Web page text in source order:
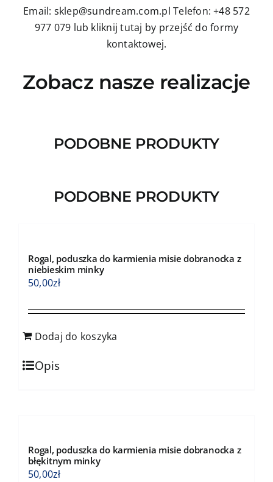
Email: sklep@sundream.com.pl Telefon: +48 572
977 079 lub kliknij tutaj by przejść do formy
kontaktowej.
Zobacz nasze realizacje
PODOBNE PRODUKTY
PODOBNE PRODUKTY
Rogal, poduszka do karmienia misie dobranocka z
niebieskim minky
50,00zł
Dodaj do koszyka
Opis
Rogal, poduszka do karmienia misie dobranocka z
błękitnym minky
50,00zł